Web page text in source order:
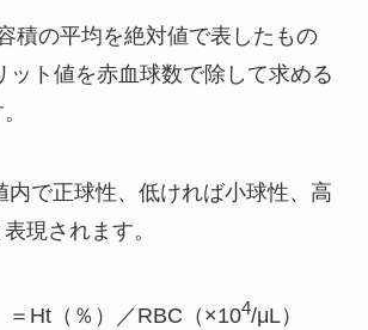
積の平均を絶対値で表したもの
ット値を赤血球数で除して求める
内で正球性、低ければ小球性、高
現されます。
＝Ht（％）／RBC（×104/μL）